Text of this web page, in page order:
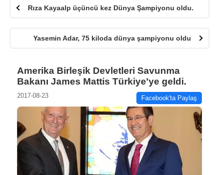
Rıza Kayaalp üçüncü kez Dünya Şampiyonu oldu.
Yasemin Adar, 75 kiloda dünya şampiyonu oldu
Amerika Birleşik Devletleri Savunma
Bakanı James Mattis Türkiye'ye geldi.
2017-08-23 Facebook'ta Paylaş